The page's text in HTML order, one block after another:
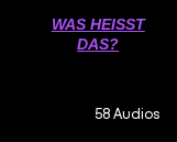
WAS HEISST D
AS?
58 Audios